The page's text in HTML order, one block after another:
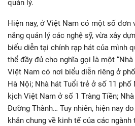
quản lý.
Hiện nay, ở Việt Nam có một số đơn
năng quản lý các nghệ sỹ, vừa xây
biểu diễn tại chính rạp hát của mình
thể đầy đủ cho nghĩa gọi là một “Nhà
Việt Nam có nơi biểu diễn riêng ở
Hà Nội; Nhà hát Tuổi trẻ ở số 11 phố
kịch Việt Nam ở số 1 Tràng Tiền;
Đường Thành… Tuy nhiên, hiện nay
khăn chung về kinh tế của các